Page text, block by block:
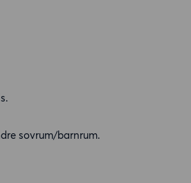
sovrum/barnrum.